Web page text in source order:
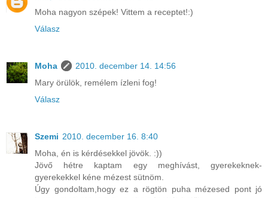
Moha nagyon szépek! Vittem a receptet!:)
Válasz
Moha
2010. december 14. 14:56
Mary örülök, remélem ízleni fog!
Válasz
Szemi 2010. december 16. 8:40
Moha, én is kérdésekkel jövök. :))
Jövő hétre kaptam egy meghívást, gyerekeknek-
gyerekekkel kéne mézest sütnöm.
Úgy gondoltam,hogy ez a rögtön puha mézesed pont jó